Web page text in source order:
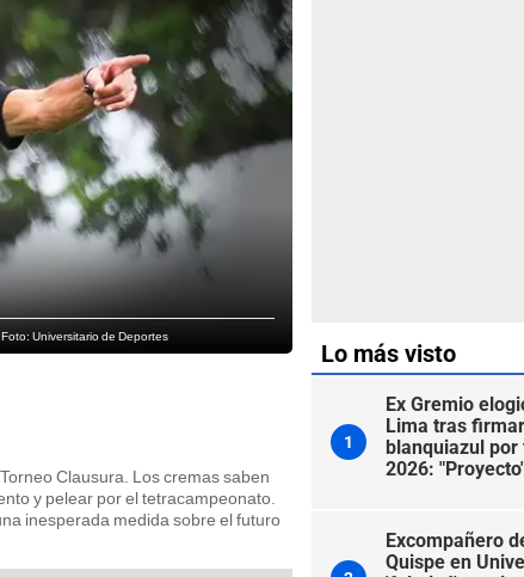
Universitario de Deportes
Clausura. Los cremas saben
y pelear por el tetracampeonato.
inesperada medida sobre el futuro
Lo más visto
1
Ex Gremio
Lima tras
blanquiazul por
2026:
Excompañero
Quispe en